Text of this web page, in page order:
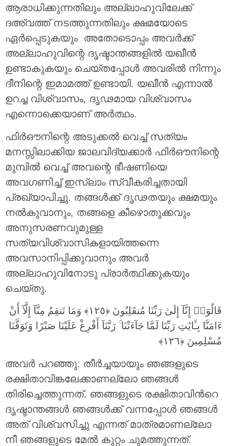
ആരാധിക്കുന്നതിലും അല്ലാഹുവിലേക്ക്
ദഅ്വത്ത് നടത്തുന്നതിലും ക്ഷമയോടെ
ഏര്‍പ്പെടുകയും അതോടൊപ്പം അവര്‍ക്ക്
അല്ലാഹുവിന്റെ ദൃഷ്ടാന്തങ്ങളിൽ യഖീൻ
ഉണ്ടാകുകയും ചെയ്തപ്പോൾ അവരിൽ നിന്നും
ദീനിന്റെ ഇമാമത്ത് ഉണ്ടായി. യഖീൻ എന്നാൽ
ഉറച്ച വിശ്വാസം, ദൃഢമായ വിശ്വാസം
എന്നൊക്കെയാണ് അര്‍ത്ഥം.
ഫിര്‍ഔനിന്റെ അടുക്കൽ വെച്ച് സത്യം
മനസ്സിലാക്കിയ ജാലവിദ്യക്കാര്‍ ഫിര്‍ഔനിന്റെ
മുമ്പിൽ വെച്ച് അവന്റെ ഭീഷണിയെ
അവഗണിച്ച് ഇസ്ലാം സ്വീകരിച്ചതായി
പ്രഖ്യാപിച്ചു. തങ്ങള്‍ക്ക് ദൃഢതയും ക്ഷമയും
നല്‍കുവാനും, തങ്ങളെ കീഴൊതുക്കവും
അനുസരണവുമുള്ള
സത്യവിശ്വാസികളായിത്തന്നെ
അവസാനിപ്പിക്കുവാനും അവര്‍
അല്ലാഹുവിനോടു പ്രാര്‍ത്ഥിക്കുകയും
ചെയ്തു.
قَالُوٓا۟ إِنَّآ إِلَىٰ رَبِّنَا مُنقَلِبُونَ ‎﴿١٢٥﴾‏ وَمَا تَنقِمُ مِنَّآ إِلَّآ أَنْ
ءَامَنَّا بِـَٔايَٰتِ رَبِّنَا لَمَّا جَآءَتْنَا ۚ رَبَّنَآ أَفْرِغْ عَلَيْنَا صَبْرًا وَتَوَفَّنَا
مُسْلِمِينَ ‎﴿١٢٦﴾
അവര്‍ പറഞ്ഞു: തീര്‍ച്ചയായും ഞങ്ങളുടെ
രക്ഷിതാവിങ്കലേക്കാണല്ലോ ഞങ്ങള്‍
തിരിച്ചെത്തുന്നത്‌. ഞങ്ങളുടെ രക്ഷിതാവിന്‍റെ
ദൃഷ്ടാന്തങ്ങള്‍ ഞങ്ങള്‍ക്ക് വന്നപ്പോള്‍ ഞങ്ങള്‍
അത് വിശ്വസിച്ചു എന്നത് മാത്രമാണല്ലോ
നീ ഞങ്ങളുടെ മേല്‍ കുറ്റം ചുമത്തുന്നത്‌.